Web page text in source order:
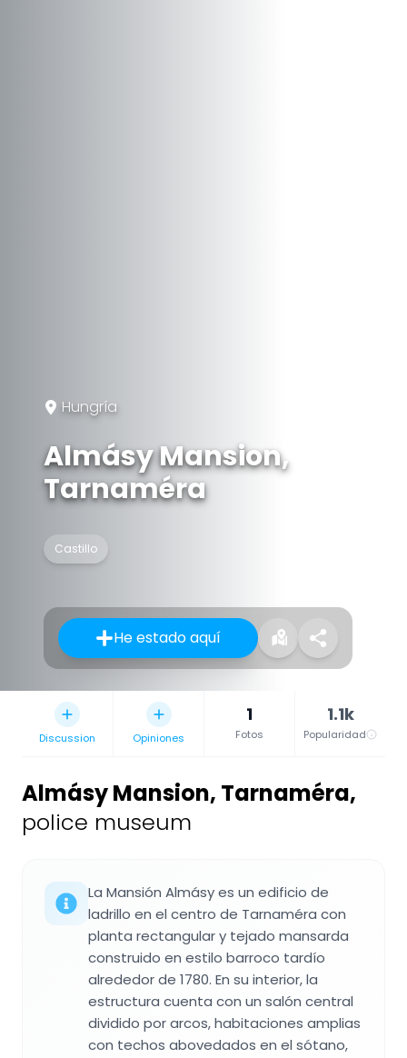
Hungría
Almásy Mansion,
Tarnaméra
Castillo
He estado aquí
Discussion Opiniones
1
Fotos
1.1k
Popularidad
Almásy Mansion, Tarnaméra,
police museum
La Mansión Almásy es un edificio de
ladrillo en el centro de Tarnaméra con
planta rectangular y tejado mansarda
construido en estilo barroco tardío
alrededor de 1780. En su interior, la
estructura cuenta con un salón central
dividido por arcos, habitaciones amplias
con techos abovedados en el sótano,